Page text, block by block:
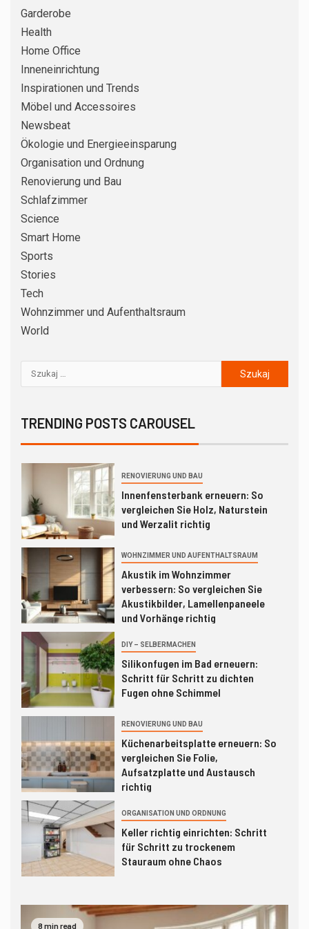
Garderobe
Health
Home Office
Inneneinrichtung
Inspirationen und Trends
Möbel und Accessoires
Newsbeat
Ökologie und Energieeinsparung
Organisation und Ordnung
Renovierung und Bau
Schlafzimmer
Science
Smart Home
Sports
Stories
Tech
Wohnzimmer und Aufenthaltsraum
World
TRENDING POSTS CAROUSEL
3
Schritt für Schritt zu dichten
Fugen ohne Schimmel
Küchenarbeitsplatte erneuern: So
vergleichen Sie Folie,
5
DIY – SELBERMACHEN
BADEZIMMER
vergleichen Sie Glaswand,
richtig
RENOVIERUNG UND BAU
Innenfensterbank erneuern: So
vergleichen Sie Holz, Naturstein
und Werzalit richtig
WOHNZIMMER UND AUFENTHALTSRAUM
Akustik im Wohnzimmer
verbessern: So vergleichen Sie
Akustikbilder, Lamellenpaneele
und Vorhänge richtig
3 DIY – SELBERMACHEN
Silikonfugen im Bad erneuern:
Schritt für Schritt zu dichten
Fugen ohne Schimmel
RENOVIERUNG UND BAU
Küchenarbeitsplatte erneuern: So
vergleichen Sie Folie,
Aufsatzplatte und Austausch
richtig
5 ORGANISATION UND ORDNUNG
Keller richtig einrichten: Schritt
für Schritt zu trockenem
Stauraum ohne Chaos
Küchenspiegel nachrüsten: So
8 min read